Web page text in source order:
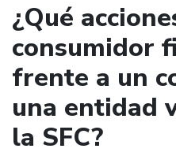
¿Qué
consumidor
frente a un
una entidad
la SFC?